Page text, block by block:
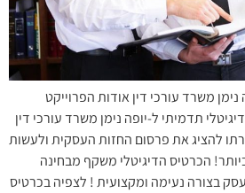
נימן משרד עורכי דין אודות הפרוייקט
תדמיתי ל-יופה נימן משרד עורכי דין
להציג את פרסום החזות העסקית ולעשות
הכרטיס הדיגיטלי משקף מבחינה
בצורה נעימה ומקצועית ! לצפיה בכרטיס